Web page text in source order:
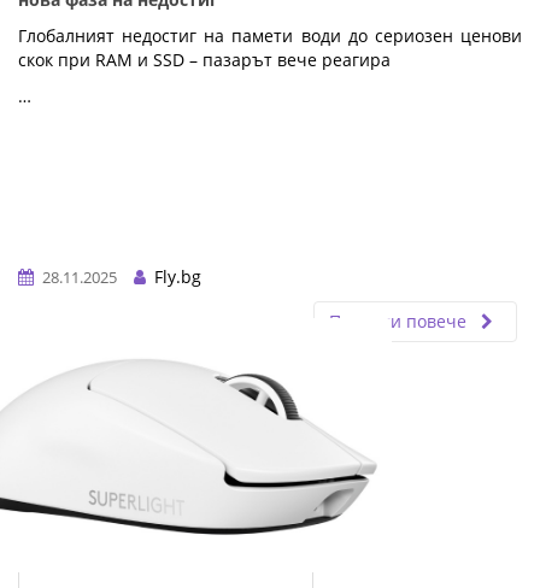
Глобалният недостиг на памети води до сериозен ценови
скок при RAM и SSD – пазарът вече реагира
…
28.11.2025
Fly.bg
Прочети повече